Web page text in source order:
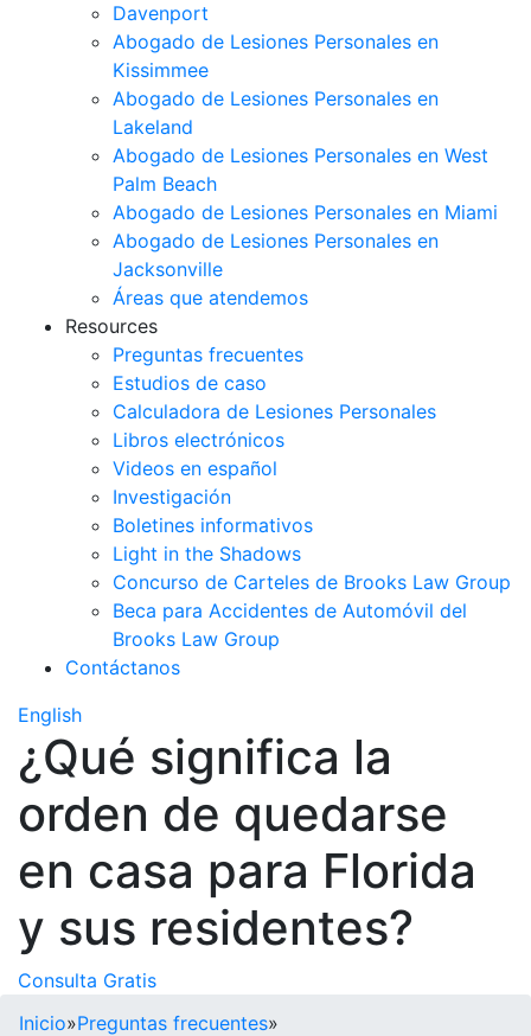
Davenport
Abogado de Lesiones Personales en
Kissimmee
Abogado de Lesiones Personales en
Lakeland
Abogado de Lesiones Personales en West
Palm Beach
Abogado de Lesiones Personales en Miami
Abogado de Lesiones Personales en
Jacksonville
Áreas que atendemos
Resources
Preguntas frecuentes
Estudios de caso
Calculadora de Lesiones Personales
Libros electrónicos
Videos en español
Investigación
Boletines informativos
Light in the Shadows
Concurso de Carteles de Brooks Law Group
Beca para Accidentes de Automóvil del
Brooks Law Group
Contáctanos
English
¿Qué significa la
orden de quedarse
en casa para Florida
y sus residentes?
Consulta Gratis
Inicio»Preguntas frecuentes»